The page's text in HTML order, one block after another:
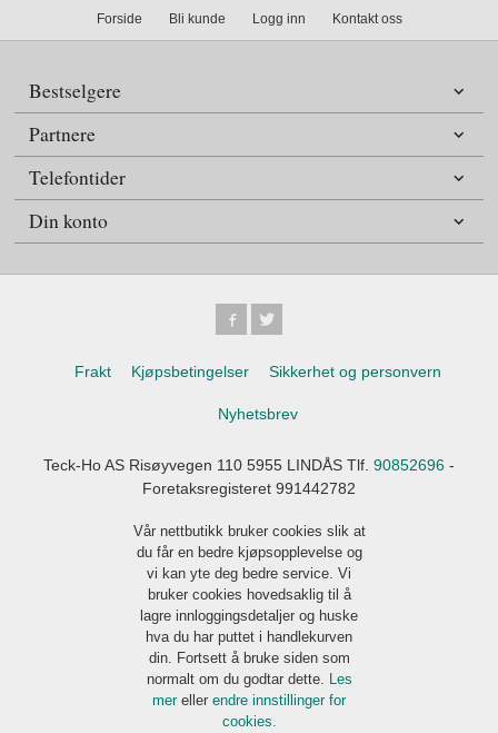
Forside Bli kunde Logg inn Kontakt oss
Bestselgere
Partnere
Telefontider
Din konto
Frakt Kjøpsbetingelser Sikkerhet og personvern
Nyhetsbrev
Teck-Ho AS Risøyvegen 110 5955 LINDÅS Tlf. 90852696 -
Foretaksregisteret 991442782
Vår nettbutikk bruker cookies slik at
du får en bedre kjøpsopplevelse og
vi kan yte deg bedre service. Vi
bruker cookies hovedsaklig til å
lagre innloggingsdetaljer og huske
hva du har puttet i handlekurven
din. Fortsett å bruke siden som
normalt om du godtar dette.
Les
mer eller endre innstillinger for
cookies.